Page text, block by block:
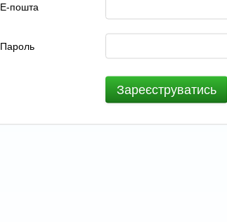
Е-пошта
Пароль
Зареєструватись